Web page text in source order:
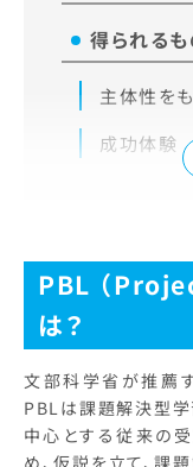
得られるも
主体性を
成功体験
PBL （
は？
文部科学省が推薦
PBLは課題解決型学
中心とする従来の
め、仮説を立て、課